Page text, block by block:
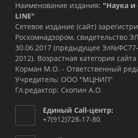
Наименование издания: "Наука и
LINE"
Сетевое издание (сайт)
Роскомнадзором, свидетельство
30.06.2017 (предыдущее
2012). Возрастная категория
Корман М.О. - Ответственный
Учредитель: ООО "МЦНИП"
Гл.редактор: Скопин А.О.
Единый Call-центр:
+7(912)728-17-80